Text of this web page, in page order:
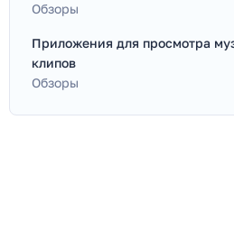
Обзоры
Приложения для просмотра
клипов
Обзоры